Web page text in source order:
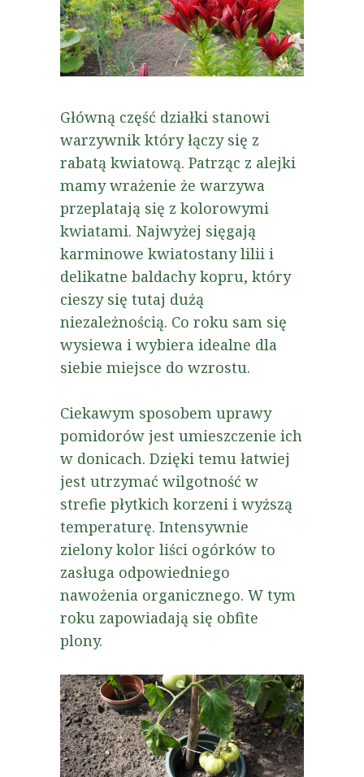
Główną część działki stanowi
warzywnik który łączy się z
rabatą kwiatową. Patrząc z alejki
mamy wrażenie że warzywa
przeplatają się z kolorowymi
kwiatami. Najwyżej sięgają
karminowe kwiatostany lilii i
delikatne baldachy kopru, który
cieszy się tutaj dużą
niezależnością. Co roku sam się
wysiewa i wybiera idealne dla
siebie miejsce do wzrostu.
Ciekawym sposobem uprawy
pomidorów jest umieszczenie ich
w donicach. Dzięki temu łatwiej
jest utrzymać wilgotność w
strefie płytkich korzeni i wyższą
temperaturę. Intensywnie
zielony kolor liści ogórków to
zasługa odpowiedniego
nawożenia organicznego. W tym
roku zapowiadają się obfite
plony.